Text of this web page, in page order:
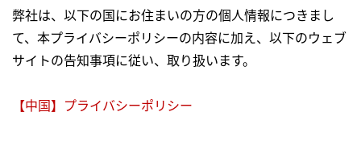
弊社は、以下の国にお住まいの方の個人情報につきまし
て、本プライバシーポリシーの内容に加え、以下のウェブ
サイトの告知事項に従い、取り扱います。
【中国】プライバシーポリシー